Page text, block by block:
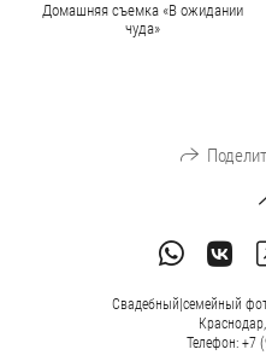
Домашняя съемка «В ожидании
чуда»
Свадебный|семейный
Телефон: +7